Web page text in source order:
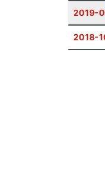
2019-
2018-